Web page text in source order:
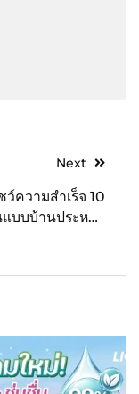
Next
ว์ความสำเร็จ 10
บบบ้านประหยัด
ศัยเป็นมิตรต่อสิ่ง
เพื่อโลกที่ยั่งยืน